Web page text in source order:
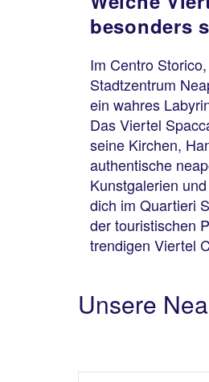
besonders
Im Centro
Stadtzentrum
ein wahres
Das Viertel
seine Kirchen,
authentische
Kunstgalerien
dich im Quartieri
der touristischen
trendigen Viertel
Unsere